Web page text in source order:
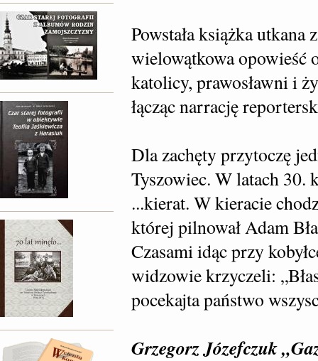
Powstała książka
wielowątkowa opowieść
katolicy, prawosławni i
łącząc narrację
Dla zachęty przytoczę
Tyszowiec. W latach 30.
...kierat. W kieracie
której pilnował Adam
Czasami idąc przy
widzowie krzyczeli:
pocekajta państwo
Grzegorz Józefczuk